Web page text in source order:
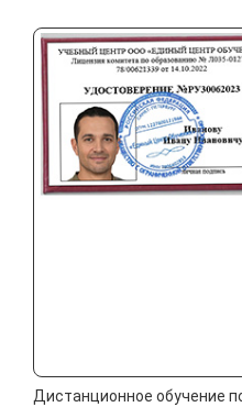
Дистанционное обучение